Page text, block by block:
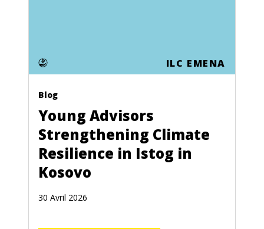
ILC EMENA
Blog
Young Advisors
Strengthening Climate
Resilience in Istog in
Kosovo
30 Avril 2026